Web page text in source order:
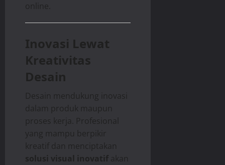
online.
Inovasi Lewat
Kreativitas
Desain
Desain mendukung inovasi
dalam produk maupun
proses kerja. Profesional
yang mampu berpikir
kreatif dan menciptakan
solusi visual inovatif akan